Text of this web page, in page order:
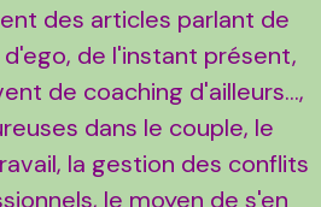
des articles parlant de
de l'instant présent,
de coaching d'ailleurs...,
dans le couple, le
la gestion des conflits
le moyen de s'en